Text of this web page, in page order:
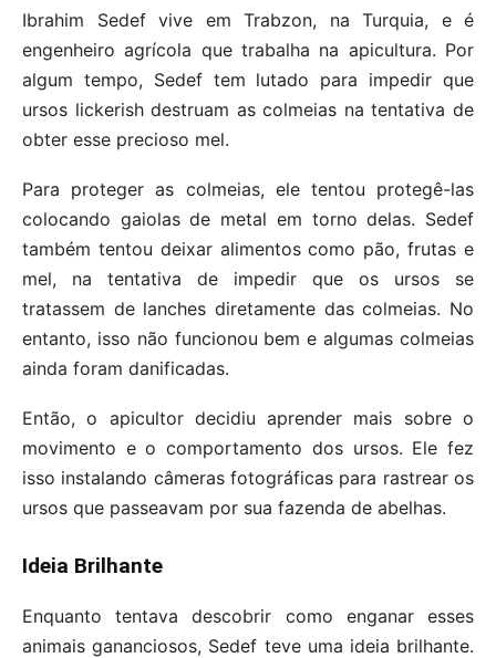
Ibrahim Sedef vive em Trabzon, na Turquia, e é
engenheiro agrícola que trabalha na apicultura. Por
algum tempo, Sedef tem lutado para impedir que
ursos lickerish destruam as colmeias na tentativa de
obter esse precioso mel.
Para proteger as colmeias, ele tentou protegê-las
colocando gaiolas de metal em torno delas. Sedef
também tentou deixar alimentos como pão, frutas e
mel, na tentativa de impedir que os ursos se
tratassem de lanches diretamente das colmeias. No
entanto, isso não funcionou bem e algumas colmeias
ainda foram danificadas.
Então, o apicultor decidiu aprender mais sobre o
movimento e o comportamento dos ursos. Ele fez
isso instalando câmeras fotográficas para rastrear os
ursos que passeavam por sua fazenda de abelhas.
Ideia Brilhante
Enquanto tentava descobrir como enganar esses
animais gananciosos, Sedef teve uma ideia brilhante.